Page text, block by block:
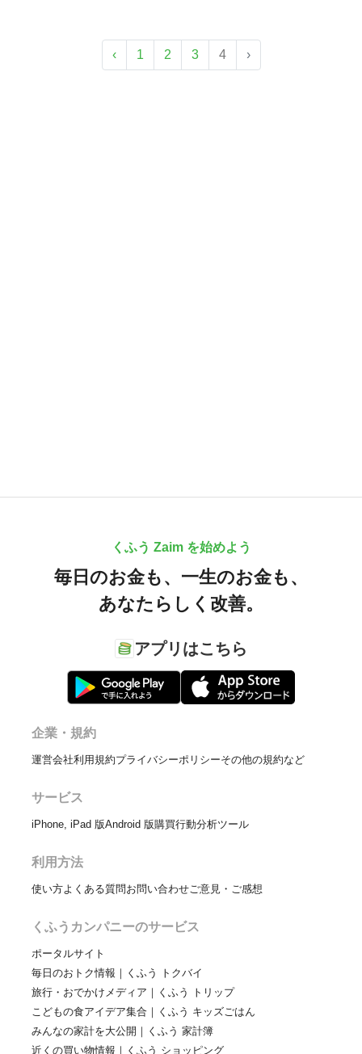
‹ 1 2 3 4 ›
くふう Zaim を始めよう
毎日のお金も、 一生のお金も、
あなたらしく改善。
アプリはこちら
企業・規約
運営会社利用規約プライバシーポリシーその他の規約など
サービス
iPhone, iPad 版Android 版購買行動分析ツール
利用方法
使い方よくある質問お問い合わせご意見・ご感想
くふうカンパニーのサービス
ポータルサイト
毎日のおトク情報｜くふう トクバイ
旅行・おでかけメディア｜くふう トリップ
こどもの食アイデア集合｜くふう キッズごはん
みんなの家計を大公開｜くふう 家計簿
近くの買い物情報｜くふう ショッピング